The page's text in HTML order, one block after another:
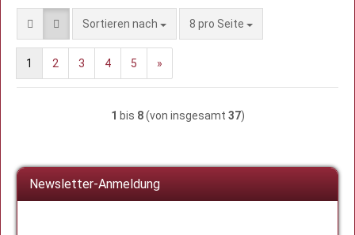
Sortieren nach
Sortieren nach 8 pro Seite
pro Seite
1 2 3 4 5 »
1 bis 8(von insgesamt 37)
Newsletter-Anmeldung